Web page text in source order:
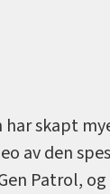
har skapt
av den
Patrol,